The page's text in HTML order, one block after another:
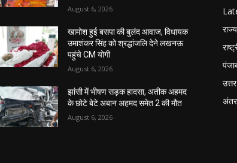
August 6, 2026
खामोश हुई बसपा की बुलंद आवाज, विधायक
उमाशंकर सिंह को श्रद्धांजलि देने लखनऊ
पहुंचे CM योगी
August 6, 2026
झांसी में भीषण सड़क हादसा, अतीक अहमद
के छोटे बेटे अबान अहमद समेत 2 की मौत
August 6, 2026
राज्य